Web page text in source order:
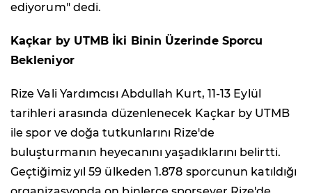
ediyorum" dedi.
Kaçkar by UTMB İki Binin Üzerinde Sporcu
Bekleniyor
Rize Vali Yardımcısı Abdullah Kurt, 11-13 Eylül
tarihleri arasında düzenlenecek Kaçkar by UTMB
ile spor ve doğa tutkunlarını Rize'de
buluşturmanın heyecanını yaşadıklarını belirtti.
Geçtiğimiz yıl 59 ülkeden 1.878 sporcunun katıldığı